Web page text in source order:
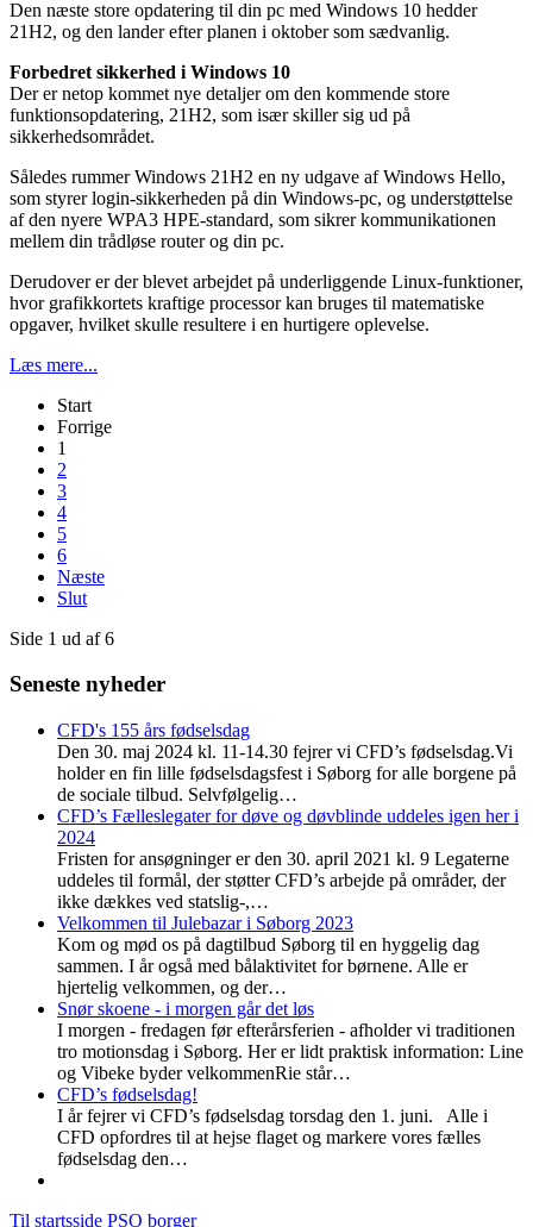
Den næste store opdatering til din pc med Windows 10 hedder
21H2, og den lander efter planen i oktober som sædvanlig.
Forbedret sikkerhed i Windows 10
Der er netop kommet nye detaljer om den kommende store
funktionsopdatering, 21H2, som især skiller sig ud på
sikkerhedsområdet.
Således rummer Windows 21H2 en ny udgave af Windows Hello,
som styrer login-sikkerheden på din Windows-pc, og understøttelse
af den nyere WPA3 HPE-standard, som sikrer kommunikationen
mellem din trådløse router og din pc.
Derudover er der blevet arbejdet på underliggende Linux-funktioner,
hvor grafikkortets kraftige processor kan bruges til matematiske
opgaver, hvilket skulle resultere i en hurtigere oplevelse.
Læs mere...
Start
Forrige
1
2
3
4
5
6
Næste
Slut
Side 1 ud af 6
Seneste nyheder
CFD's 155 års fødselsdag
Den 30. maj 2024 kl. 11-14.30 fejrer vi CFD’s fødselsdag.Vi
holder en fin lille fødselsdagsfest i Søborg for alle borgene på
de sociale tilbud. Selvfølgelig…
CFD’s Fælleslegater for døve og døvblinde uddeles igen her i
2024
Fristen for ansøgninger er den 30. april 2021 kl. 9 Legaterne
uddeles til formål, der støtter CFD’s arbejde på områder, der
ikke dækkes ved statslig-,…
Velkommen til Julebazar i Søborg 2023
Kom og mød os på dagtilbud Søborg til en hyggelig dag
sammen. I år også med bålaktivitet for børnene. Alle er
hjertelig velkommen, og der…
Snør skoene - i morgen går det løs
I morgen - fredagen før efterårsferien - afholder vi traditionen
tro motionsdag i Søborg. Her er lidt praktisk information: Line
og Vibeke byder velkommenRie står…
CFD’s fødselsdag!
I år fejrer vi CFD’s fødselsdag torsdag den 1. juni. Alle i
CFD opfordres til at hejse flaget og markere vores fælles
fødselsdag den…
Til startsside PSO borger